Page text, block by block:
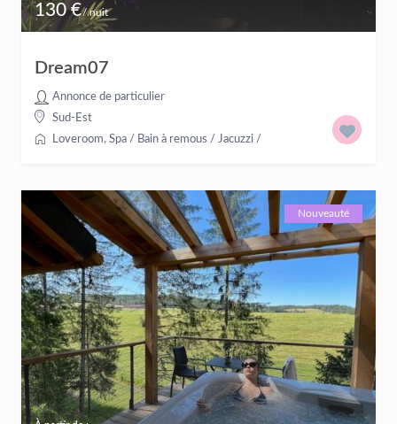
130 €/ nuit
Dream07
Annonce de particulier
Sud-Est
Loveroom, Spa / Bain à remous / Jacuzzi /
Nouveauté